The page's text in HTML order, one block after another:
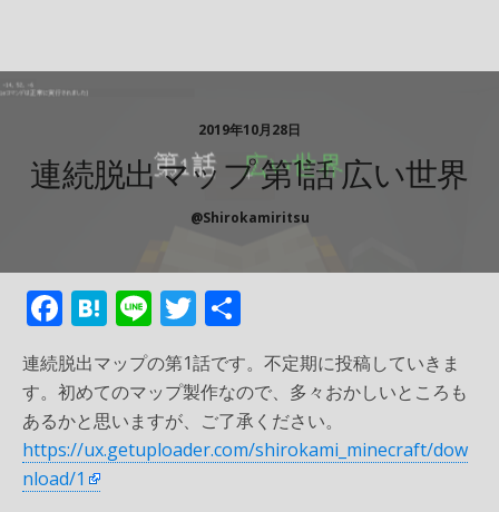
2019年10月28日
連続脱出マップ 第1話 広い世界
@shirokamiritsu
F
ac
e
b
o
o
H
e
n
a
Li
n
e
T
w
itt
er
有
連続脱出マップの第1話です。不定期に投稿していきま
す。初めてのマップ製作なので、多々おかしいところも
あるかと思いますが、ご了承ください。
https://ux.getuploader.com/shirokami_minecraft/dow
nload/1